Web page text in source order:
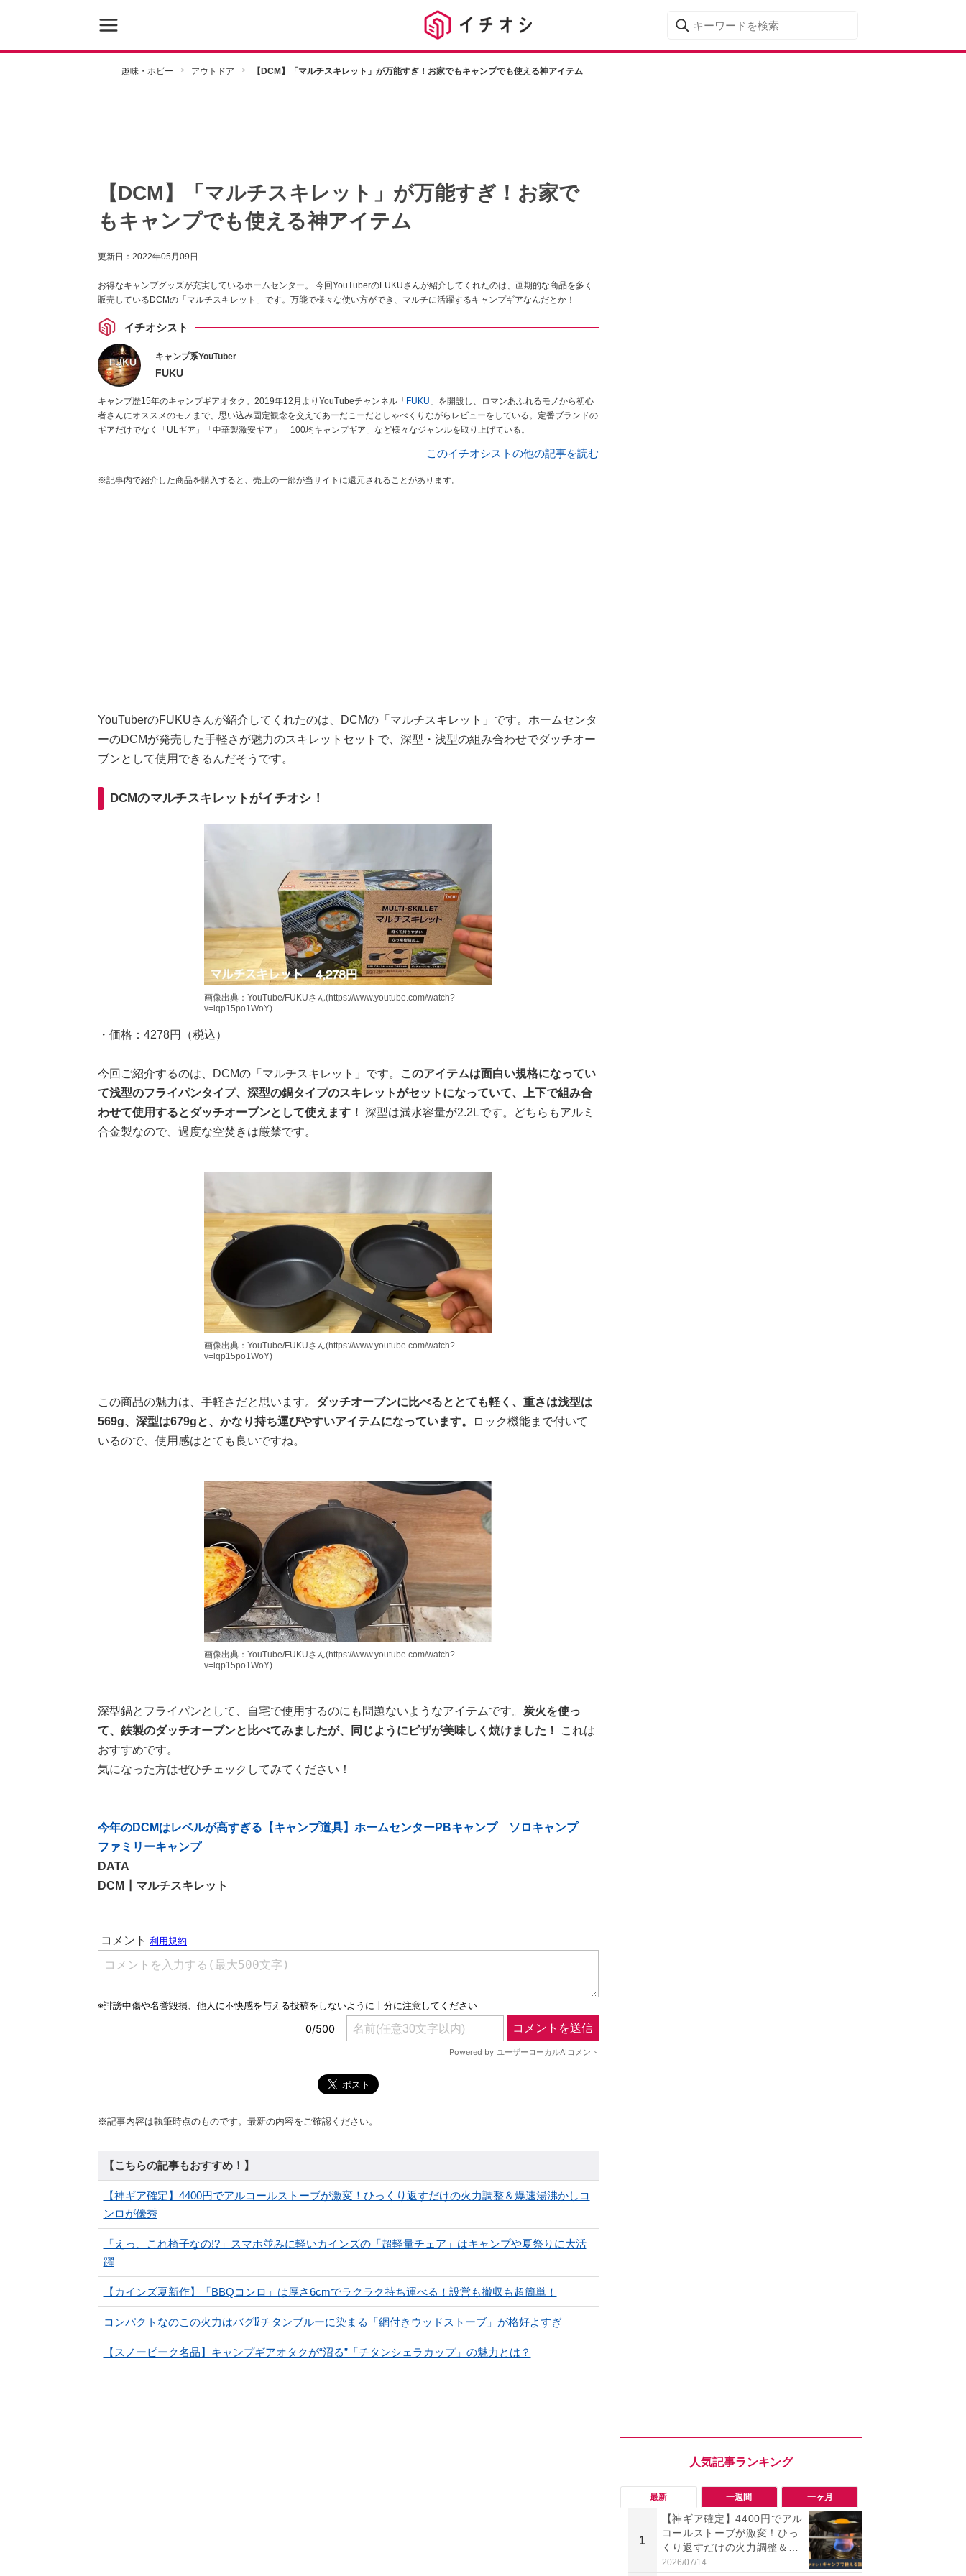
趣味・ホビー アウトドア 【DCM】「マルチスキレット」が万能すぎ！お家でもキャンプでも使える神アイテム
【DCM】「マルチスキレット」が万能すぎ！お家で
もキャンプでも使える神アイテム
更新日： 2022年05月09日
お得なキャンプグッズが充実しているホームセンター。 今回YouTuberのFUKUさんが紹介してくれたのは、画期的な商品を多く
販売しているDCMの「マルチスキレット」です。万能で様々な使い方ができ、マルチに活躍するキャンプギアなんだとか！
イチオシスト
キャンプ系YouTuber
FUKU
キャンプ歴15年のキャンプギアオタク。2019年12月よりYouTubeチャンネル「 FUKU 」を開設し、ロマンあふれるモノから初心
者さんにオススメのモノまで、思い込み固定観念を交えてあーだこーだとしゃべくりながらレビューをしている。定番ブランドの
ギアだけでなく「ULギア」「中華製激安ギア」「100均キャンプギア」など様々なジャンルを取り上げている。
このイチオシストの他の記事を読む
※記事内で紹介した商品を購入すると、売上の一部が当サイトに還元されることがあります。
YouTuberのFUKUさんが紹介してくれたのは、DCMの「マルチスキレット」です。ホームセンタ
ーのDCMが発売した手軽さが魅力のスキレットセットで、深型・浅型の組み合わせでダッチオー
ブンとして使用できるんだそうです。
DCMのマルチスキレットがイチオシ！
画像出典：YouTube/FUKUさん(https://www.youtube.com/watch?
v=lqp15po1WoY)
・価格：4278円（税込）
今回ご紹介するのは、DCMの「マルチスキレット」です。
このアイテムは面白い規格になってい
て浅型のフライパンタイプ、深型の鍋タイプのスキレットがセットになっていて、上下で組み合
わせて使用するとダッチオーブンとして使えます！ 深型は満水容量が2.2Lです。どちらもアルミ
合金製なので、過度な空焚きは厳禁です。
画像出典：YouTube/FUKUさん(https://www.youtube.com/watch?
v=lqp15po1WoY)
この商品の魅力は、手軽さだと思います。 ダッチオーブンに比べるととても軽く、重さは浅型は
569g、深型は679gと、かなり持ち運びやすいアイテムになっています。
ロック機能まで付いて
いるので、使用感はとても良いですね。
画像出典：YouTube/FUKUさん(https://www.youtube.com/watch?
v=lqp15po1WoY)
深型鍋とフライパンとして、自宅で使用するのにも問題ないようなアイテムです。 炭火を使っ
て、鉄製のダッチオーブンと比べてみましたが、同じようにピザが美味しく焼けました！
これは
おすすめです。
気になった方はぜひチェックしてみてください！
今年のDCMはレベルが高すぎる【キャンプ道具】ホームセンターPBキャンプ ソロキャンプ
ファミリーキャンプ
DATA
DCM┃マルチスキレット
※記事内容は執筆時点のものです。最新の内容をご確認ください。
【こちらの記事もおすすめ！】
【神ギア確定】4400円でアルコールストーブが激変！ひっくり返すだけの火力調整＆爆速湯沸かしコ
ンロが優秀
「えっ、これ椅子なの!?」スマホ並みに軽いカインズの「超軽量チェア」はキャンプや夏祭りに大活
躍
【カインズ夏新作】「BBQコンロ」は厚さ6cmでラクラク持ち運べる！設営も撤収も超簡単！
コンパクトなのこの火力はバグ⁉チタンブルーに染まる「網付きウッドストーブ」が格好よすぎ
【スノーピーク名品】キャンプギアオタクが“沼る”「チタンシェラカップ」の魅力とは？
最新 一週間 一ヶ月
1
【神ギア確定】4400円でアル
コールストーブが激変！ひっ
くり返すだけの火力調整＆爆
速湯沸かしコンロが優秀
2026/07/14